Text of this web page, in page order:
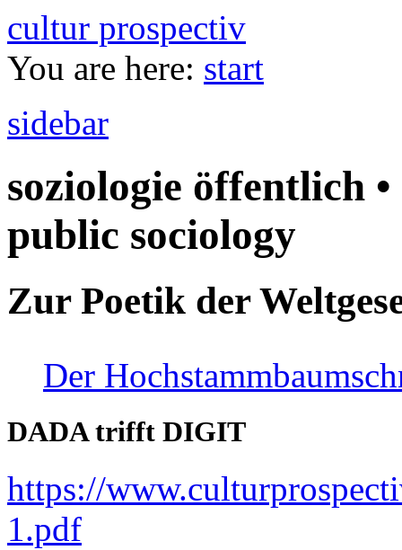
cultur prospectiv
You are here: start
sidebar
soziologie öffentlich
public sociology
Zur Poetik der
Der
DADA trifft DIGIT
https://
1.pdf